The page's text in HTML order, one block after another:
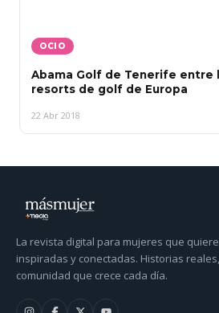
OCIO
Abama Golf de Tenerife entre
resorts de golf de Europa
22 Abr 2018
La revista digital para mujeres que
inspiradas y conectadas. Historias
comunidad que crece cada día.